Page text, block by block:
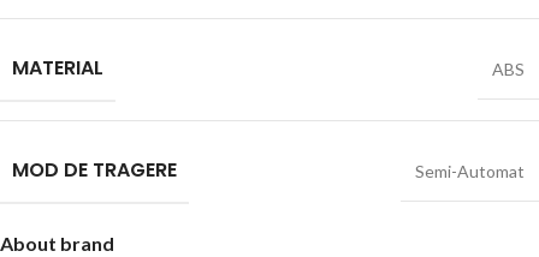
MATERIAL ABS
MOD DE TRAGERE Semi-Automat
About brand